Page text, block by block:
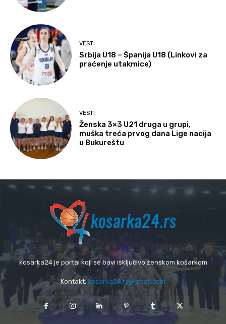
VESTI
Srbija U18 – Španija U18 (Linkovi za
praćenje utakmice)
VESTI
Ženska 3×3 U21 druga u grupi,
muška treća prvog dana Lige nacija
u Bukureštu
kosarka24 je portal koji se bavi isključivo ženskom košarkom
Kontakt: kosarka24.rs@gmail.com